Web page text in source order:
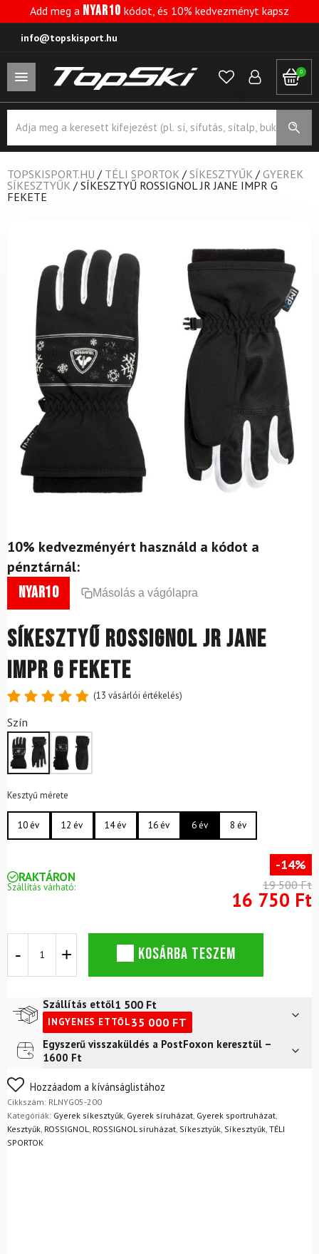
Add meg a NYAR10 kódot, és 10% kedvezményt kapsz
info@topskisport.hu
0
search
TOPSKISPORT.HU / TÉLI SPORTOK / SÍKESZTYŰK / GYEREK
SÍKESZTYŰK / SÍKESZTYŰ ROSSIGNOL JR JANE IMPR G
FEKETE
10% kedvezményért használd a kódot a
pénztárnál:
nyar10 Másolás a vágólapra
Síkesztyű ROSSIGNOL JR Jane
IMPR G Fekete
4.85
5-ből,
értékelés
alapján
(13 vásárlói értékelés)
Szín
Kesztyű mérete
10 év 12 év 14 év 16 év 6 év 8 év
RAKTÁRON
Szállítás várható:
-14%
19 500 Ft
16 750 Ft
ROSSIGNOL
Fekete
mennyiség
KOSÁRBA TESZEM
Szállítás ettől1 500 Ft
INGYENES ETTŐL35 000 FT
Futár a címre2 400
FoxPost
Egyszerű visszaküldés a PostFoxon keresztül –
1600 Ft
Nem biztos a választásában? Semmi gond – a terméket
egyszerűen visszaküldheti 14 napon belül, indoklás nélkül.
Mik a visszaküldés feltételei?
Hozzáadom a kívánságlistához
Cikkszám: RLNYG05-200
Kategóriák: Gyerek síkesztyűk Gyerek síruházat Gyerek sportruházat
Kesztyűk ROSSIGNOL ROSSIGNOL síruházat Síkesztyűk Síkesztyűk TÉLI
SPORTOK